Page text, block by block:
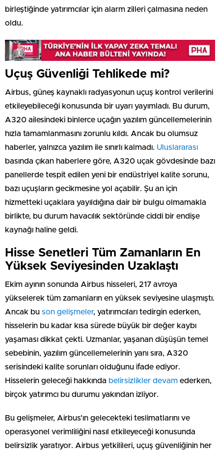
birleştiğinde yatırımcılar için alarm zilleri çalmasına neden
oldu.
Uçuş Güvenliği Tehlikede mi?
Airbus, güneş kaynaklı radyasyonun uçuş kontrol verilerini
etkileyebileceği konusunda bir uyarı yayımladı. Bu durum,
A320 ailesindeki binlerce uçağın yazılım güncellemelerinin
hızla tamamlanmasını zorunlu kıldı. Ancak bu olumsuz
haberler, yalnızca yazılım ile sınırlı kalmadı. Uluslararası
basında çıkan haberlere göre, A320 uçak gövdesinde bazı
panellerde tespit edilen yeni bir endüstriyel kalite sorunu,
bazı uçuşların gecikmesine yol açabilir. Şu an için
hizmetteki uçaklara yayıldığına dair bir bulgu olmamakla
birlikte, bu durum havacılık sektöründe ciddi bir endişe
kaynağı haline geldi.
Hisse Senetleri Tüm Zamanların En
Yüksek Seviyesinden Uzaklaştı
Ekim ayının sonunda Airbus hisseleri, 217 avroya
yükselerek tüm zamanların en yüksek seviyesine ulaşmıştı.
Ancak bu son gelişmeler, yatırımcıları tedirgin ederken,
hisselerin bu kadar kısa sürede büyük bir değer kaybı
yaşaması dikkat çekti. Uzmanlar, yaşanan düşüşün temel
sebebinin, yazılım güncellemelerinin yanı sıra, A320
serisindeki kalite sorunları olduğunu ifade ediyor.
Hisselerin geleceği hakkında belirsizlikler devam ederken,
birçok yatırımcı bu durumu yakından izliyor.
Bu gelişmeler, Airbus’ın gelecekteki teslimatlarını ve
operasyonel verimliliğini nasıl etkileyeceği konusunda
belirsizlik yaratıyor. Airbus yetkilileri, uçuş güvenliğinin her